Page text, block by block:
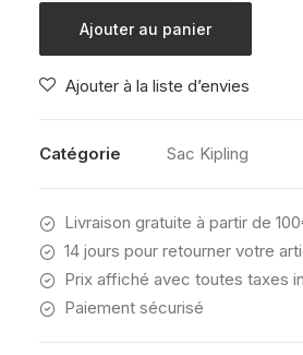
SEOUL
DISCO
Ajouter au panier
Ajouter à la liste d’envies
Catégorie Sac Kipling
Livraison gratuite à partir de
14 jours pour retourner votre
Prix affiché avec toutes taxes
Paiement sécurisé